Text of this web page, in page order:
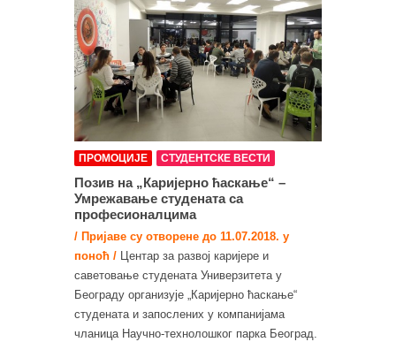
ПРОМОЦИЈЕ СТУДЕНТСКЕ ВЕСТИ
Позив на „Каријерно ћаскање“ –
Умрежавање студената са
професионалцима
/ Пријаве су отворене до 11.07.2018. у
поноћ / Центар за развој каријере и
саветовање студената Универзитета у
Београду организује „Каријерно ћаскање“
студената и запослених у компанијама
чланица Научно-технолошког парка Београд.